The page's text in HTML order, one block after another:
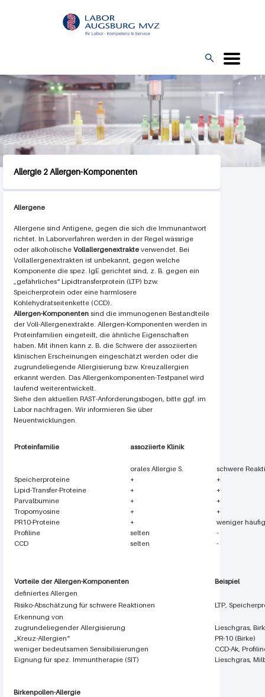
Direkt
zum
O

Allergie 2 Allergen-Komponenten
Allergene
Allergene sind Antigene, gegen die sich die Immunantwort
richtet. In Laborverfahren werden in der Regel wässrige
oder alkoholische Vollallergenextrakte verwendet. Bei
Vollallergenextrakten ist unbekannt, gegen welche
Komponente die spez. IgE gerichtet sind, z. B. gegen ein
„gefährliches“ Lipidtransferprotein (LTP) bzw.
Speicherprotein oder eine harmlosere
Kohlehydratseitenkette (CCD).
Allergen-Komponenten sind die immunogenen Bestandteile
der Voll-Allergenextrakte. Allergen-Komponenten werden in
Proteinfamilien eingeteilt, die ähnliche Eigenschaften
haben. Mit ihnen kann z. B. die Schwere der assoziierten
klinischen Erscheinungen eingeschätzt werden oder die
zugrundeliegende Allergisierung bzw. Kreuzallergien
erkannt werden. Das Allergenkomponenten-Testpanel wird
laufend weiterentwickelt.
Siehe den aktuellen RAST-Anforderungsbogen, bitte ggf. im
Labor nachfragen. Wir informieren Sie über
Neuentwicklungen.
Proteinfamilie assoziierte Klinik
Speicherproteine
Lipid-Transfer-Proteine
Parvalbumine
Tropomyosine
PR10-Proteine
Profiline
CCD
orales Allergie S.
+
+
+
+
+
selten
selten
schwere
+
+
+
+
weniger häufig
-
-
Vorteile der Allergen-Komponenten
Beispiel
definiertes Allergen
Risiko-Abschätzung für schwere Reaktionen
LTP,
Erkennung von
zugrundeliegender Allergisierung
„Kreuz-Allergien“
weniger bedeutsamen Sensibilisierungen
Eignung für spez. Immuntherapie (SIT)
Lieschgras,
PR-10 (Birke)
CCD-Ak,
Lieschgras,
Birkenpollen-Allergie